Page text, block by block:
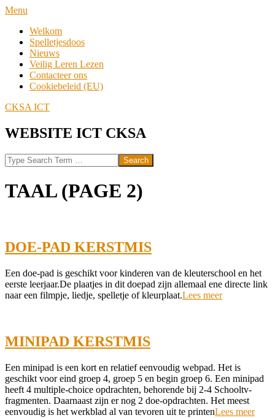
Skip
content
Navigation
Menu
Welkom
Spelletjesdoos
Nieuws
Veilig Leren Lezen
Contacteer ons
Cookiebeleid (EU)
CKSA ICT
WEBSITE ICT CKSA
Search
TAAL (PAGE 2)
DOE-PAD KERSTMIS
2021-
12-
07
Een doe-pad is geschikt voor kinderen van de kleuterschool en het
eerste leerjaar.De plaatjes in dit doepad zijn allemaal ene directe link
naar een filmpje, liedje, spelletje of kleurplaat.Lees meer
MINIPAD KERSTMIS
2021-
12-
07
Een minipad is een kort en relatief eenvoudig webpad. Het is
geschikt voor eind groep 4, groep 5 en begin groep 6. Een minipad
heeft 4 multiple-choice opdrachten, behorende bij 2-4 Schooltv-
fragmenten. Daarnaast zijn er nog 2 doe-opdrachten. Het meest
eenvoudig is het werkblad al van tevoren uit te printenLees meer